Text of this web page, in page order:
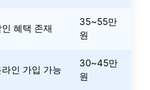
혜택 존재
35~55만
원
인 가입 가능
30~45만
원